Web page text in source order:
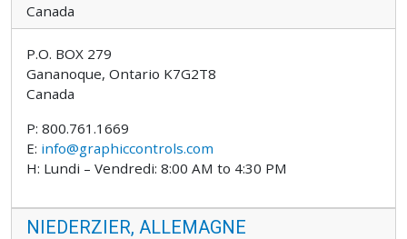
Canada
P.O. BOX 279
Gananoque, Ontario K7G2T8
Canada
P: 800.761.1669
E: info@graphiccontrols.com
H: Lundi – Vendredi: 8:00 AM to 4:30 PM
NIEDERZIER, ALLEMAGNE